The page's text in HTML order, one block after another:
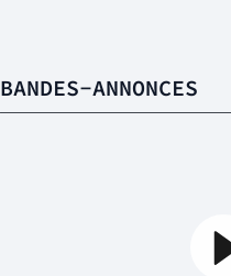
BANDES-ANNONCES